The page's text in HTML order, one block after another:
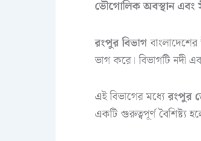
ভৌগোলিক অবস্থান
রংপুর বিভাগ
ভাগ করে। বিভাগটি নদী
এই বিভাগের মধ্যেরংপুর
একটি গুরুত্বপূর্ণ বৈশিষ্ট্য